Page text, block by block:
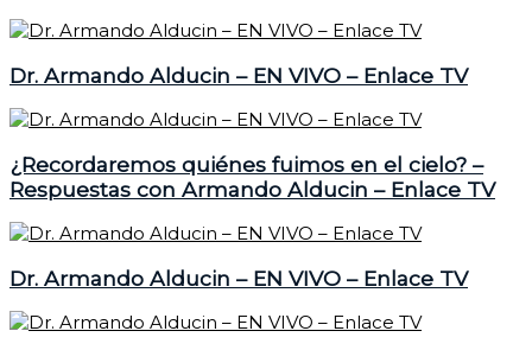
Dr. Armando Alducin – EN VIVO – Enlace TV
¿Recordaremos quiénes fuimos en el cielo? –
Respuestas con Armando Alducin – Enlace TV
Dr. Armando Alducin – EN VIVO – Enlace TV